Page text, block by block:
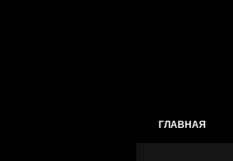
ГЛАВНАЯ